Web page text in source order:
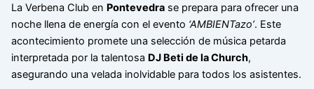
La Verbena Club en Pontevedrase prepara para ofrecer una
noche llena de energía con el evento ‘AMBIENTazo’. Este
acontecimiento promete una selección de música petarda
interpretada por la talentosa DJ Beti de la Church,
asegurando una velada inolvidable para todos los asistentes.